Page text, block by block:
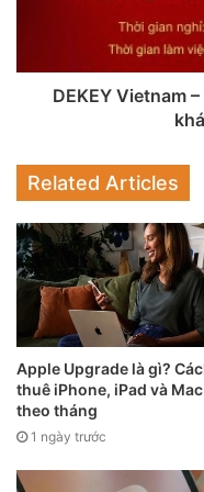
kiệm chi phí vừa giải
điểm ảnh xanh.
Nếu Apple đồng ý,
nghệ màn hình
lĩnh vực cung ứng linh
DEKEY Vietnam
Related Articles
Apple Upgrade là gì?
thuê iPhone, iPad và Mac
theo tháng
1 ngày trước